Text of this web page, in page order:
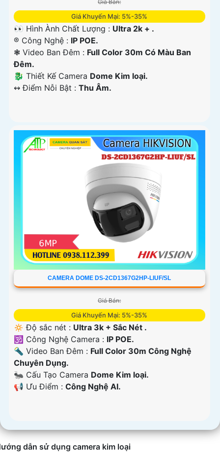
Giá Bán:
Giá Khuyến Mại: 5%-35%
👀 Hình Ành Chất Lượng : Ultra 2k + .
®️ Công Nghệ : IP POE.
❃ Video Ban Đêm : Full Color 30m Có Màu Ban
Ðêm.
🐉️ Thiết Kế Camera Dome Kim loại.
️↭ Điểm Nỗi Bật : Thu Âm.
CAMERA DOME DS-2CD1367G2HP-LIUF/SL
Giá Bán:
Giá Khuyến Mại: 5%-35%
🔅 Độ sắc nét : Ultra 3k + Sắc Nét .
🕉️ Công Nghệ Camera : IP POE.
🔦 Video Ban Đêm : Full Color 30m Công Nghệ
Chuyên Dụng.
🐜 Cấu Tạo Camera Dome Kim loại.
️📢 Ưu Điểm : Công Nghệ AI.
dẫn sử dụng camera kim loại